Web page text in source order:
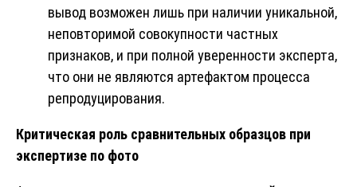
вывод возможен лишь при наличии уникальной,
неповторимой совокупности частных
признаков, и при полной уверенности эксперта,
что они не являются артефактом процесса
репродуцирования.
Критическая роль сравнительных образцов при
экспертизе по фото